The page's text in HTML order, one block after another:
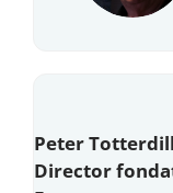
Peter Totterdill
Director